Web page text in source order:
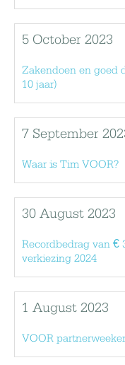
5 October 2023
Zakendoen en goed
10 jaar)
7 September
Waar is Tim VOOR?
30 August 2023
Recordbedrag van €
verkiezing 2024
1 August 2023
VOOR